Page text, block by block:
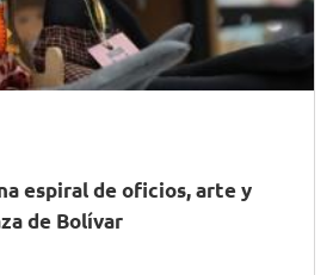
espiral de oficios, arte y
de Bolívar